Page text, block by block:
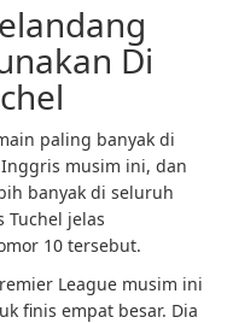
Di
paling banyak di
musim ini, dan
banyak di seluruh
Tuchel jelas
10 tersebut.
League musim ini
finis empat besar. Dia